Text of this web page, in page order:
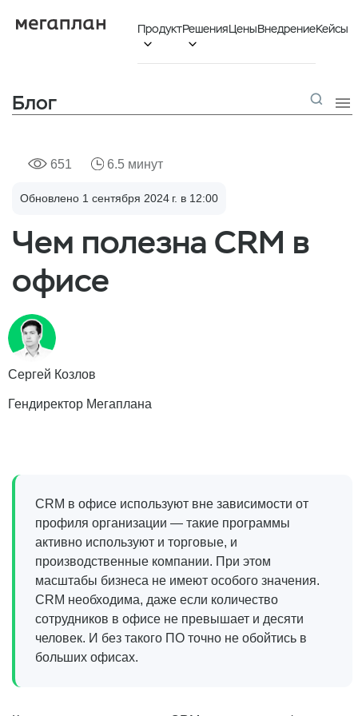
Продукт

Решения

ЦеныВнедрениеКейсы
Блог 
651 6.5 минут
Обновлено 1 сентября 2024 г. в 12:00
Чем полезна CRM в
офисе
CRM в офисе используют вне зависимости от
профиля организации — такие программы
активно используют и торговые, и
производственные компании. При этом
масштабы бизнеса не имеют особого значения.
CRM необходима, даже если количество
сотрудников в офисе не превышает и десяти
человек. И без такого ПО точно не обойтись в
больших офисах.
Сергей Козлов
Гендиректор Мегаплана